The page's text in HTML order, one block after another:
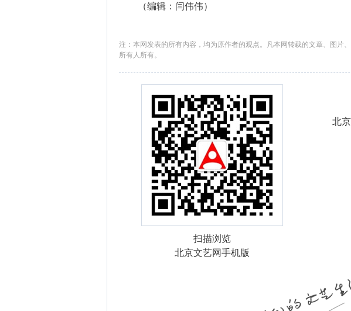
（编辑：闫伟伟）
注：本网发表的所有内容，均为原作者的观点。凡本网转载的文章、图片
所有人所有。
扫描浏览
北京文艺网手机版
北